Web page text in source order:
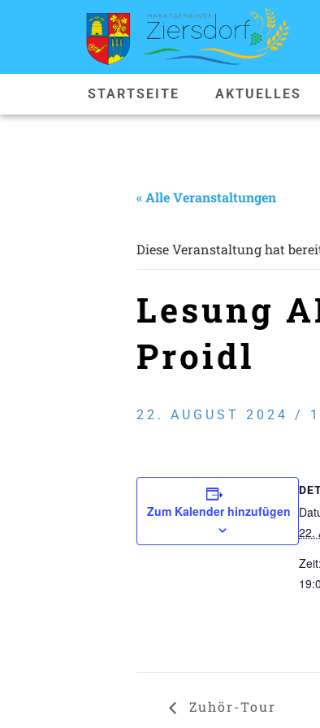
STARTSEITE AKTUELLES
« Alle Veranstaltungen
Diese Veranstaltung hat
Lesung
Proidl
22. AUGUST 2024 /
Zum Kalender hinzufügen
22.
Zeit:
Zuhör-Tour